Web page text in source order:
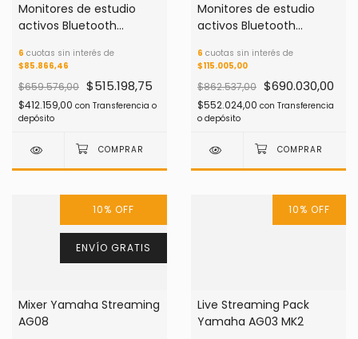
Monitores de estudio
activos Bluetooth
Generación
6 cuotas sin interés de
$85.866,46
$659.576,00 $515.198,75
$412.159,00 con Transferencia o
depósito
Monitores de estudio
activos Bluetooth
Generación
6 cuotas sin interés de
$115.005,00
$862.537,00 $690.030,00
$552.024,00 con Transferencia
o depósito
10% OFF
ENVÍO GRATIS
Mixer Yamaha Streaming
AG08
10% OFF
Live Streaming Pack
Yamaha AG03 MK2